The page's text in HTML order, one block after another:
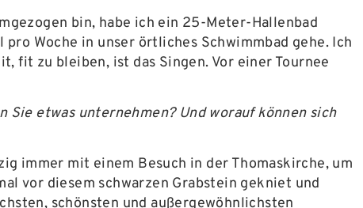
bin, habe ich ein 25-Meter-Hallenbad
Woche in unser örtliches Schwimmbad gehe. Ich
fit zu bleiben, ist das Singen. Vor einer Tournee
Sie etwas unternehmen? Und worauf können sich
immer mit einem Besuch in der Thomaskirche, um
vor diesem schwarzen Grabstein gekniet und
schönsten und außergewöhnlichsten